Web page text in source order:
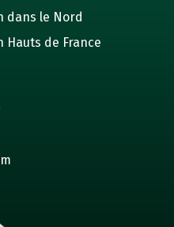
dans le Nord
de France